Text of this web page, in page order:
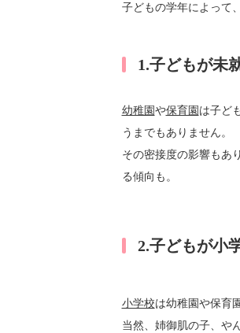
子どもの学年によって
1.子どもが未
幼稚園や保育園は子ど
うまでもありません。
その密接度の影響もあ
る傾向も。
2.子どもが小
小学校は幼稚園や保育
当然、姉御肌の子、や